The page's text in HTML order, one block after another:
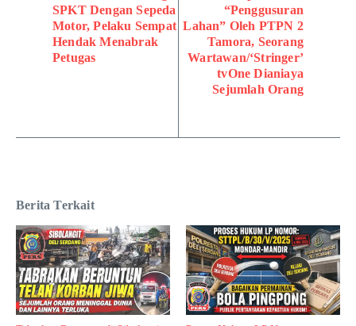
SPKT Dengan Sepeda
Motor, Pelaku Sempat
Hendak Menabrak
Petugas
“Penggusuran
Lahan” Oleh PTPN 2
Tamora, Seorang
Wartawan/‘Stringer’
tvOne Dianiaya
Sejumlah Orang
Berita Terkait